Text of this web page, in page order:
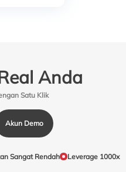
Anda
Satu Klik
Akun Demo
Sangat Rendah Leverage 1000x